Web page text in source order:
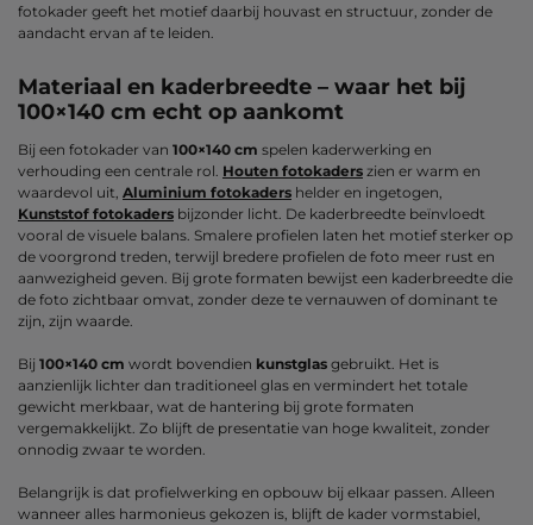
fotokader geeft het motief daarbij houvast en structuur, zonder de
aandacht ervan af te leiden.
Materiaal en kaderbreedte – waar het bij
100×140 cm echt op aankomt
Bij een fotokader van 100×140 cm spelen kaderwerking en
verhouding een centrale rol. Houten fotokaders zien er warm en
waardevol uit, Aluminium fotokaders helder en ingetogen,
Kunststof fotokaders bijzonder licht. De kaderbreedte beïnvloedt
vooral de visuele balans. Smalere profielen laten het motief sterker op
de voorgrond treden, terwijl bredere profielen de foto meer rust en
aanwezigheid geven. Bij grote formaten bewijst een kaderbreedte die
de foto zichtbaar omvat, zonder deze te vernauwen of dominant te
zijn, zijn waarde.
Bij 100×140 cm wordt bovendien kunstglas gebruikt. Het is
aanzienlijk lichter dan traditioneel glas en vermindert het totale
gewicht merkbaar, wat de hantering bij grote formaten
vergemakkelijkt. Zo blijft de presentatie van hoge kwaliteit, zonder
onnodig zwaar te worden.
Belangrijk is dat profielwerking en opbouw bij elkaar passen. Alleen
wanneer alles harmonieus gekozen is, blijft de kader vormstabiel,